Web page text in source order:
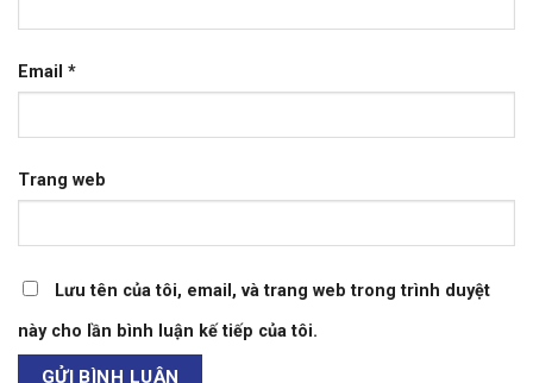
Email *
Trang web
Lưu tên của tôi, email, và trang web trong trình duyệt
này cho lần bình luận kế tiếp của tôi.